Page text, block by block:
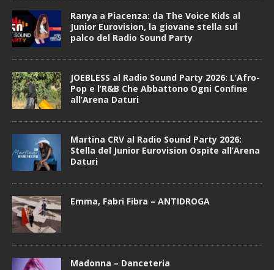
Ranya a Piacenza: da The Voice Kids al
Junior Eurovision, la giovane stella sul
palco del Radio Sound Party
JOEBLESS al Radio Sound Party 2026: L’Afro-
Pop e l’R&B Che Abbattono Ogni Confine
all’Arena Daturi
Martina CRV al Radio Sound Party 2026:
Stella del Junior Eurovision Ospite all’Arena
Daturi
Emma, Fabri Fibra – ANTIDROGA
Madonna – Danceteria